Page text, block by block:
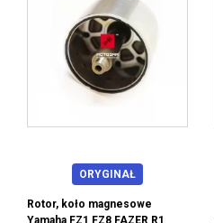
ORYGINAŁ
Rotor, koło magnesowe
Yamaha FZ1 FZ8 FAZER R1